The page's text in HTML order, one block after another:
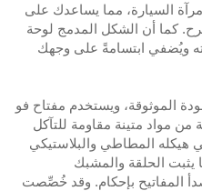
السيارة، مما يساعدك على
كما أن الشكل المدمج لوحة
ويُضفي ابتسامةً على وجهك
الموثوقة، ويستخدم مفتاح فو
مواد متينة مقاومة للتآكل
هيكله المطاطي والبلاستيكي
يثبت الحلقة والمشبك
المفاتيح بإحكام. وقد خُصِّصت